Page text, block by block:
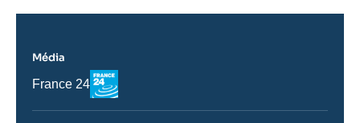
Média
Nom
journal,
France 24
Logo